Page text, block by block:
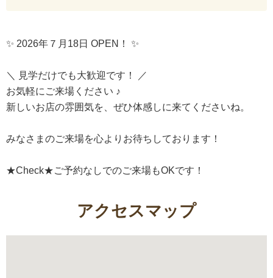
✨ 2026年７月18日 OPEN！ ✨
＼ 見学だけでも大歓迎です！ ／
お気軽にご来場ください ♪
新しいお店の雰囲気を、ぜひ体感しに来てくださいね。
みなさまのご来場を心よりお待ちしております！
★Check★ご予約なしでのご来場もOKです！
アクセスマップ